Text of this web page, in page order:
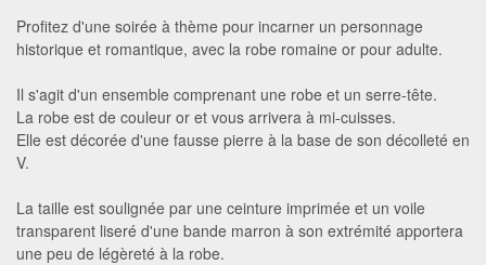
Profitez d'une soirée à thème pour incarner un personnage
historique et romantique, avec la robe romaine or pour adulte.
Il s'agit d'un ensemble comprenant une robe et un serre-tête.
La robe est de couleur or et vous arrivera à mi-cuisses.
Elle est décorée d'une fausse pierre à la base de son décolleté en
V.
La taille est soulignée par une ceinture imprimée et un voile
transparent liseré d'une bande marron à son extrémité apportera
une peu de légèreté à la robe.